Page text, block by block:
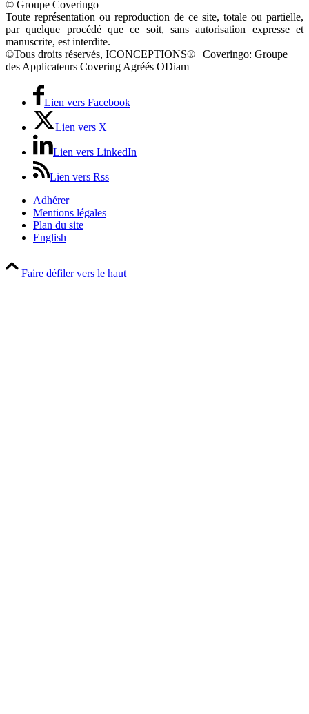
© Groupe Coveringo
Toute représentation ou reproduction de ce site, totale ou partielle,
par quelque procédé que ce soit, sans autorisation expresse et
manuscrite, est interdite.
©Tous droits réservés, ICONCEPTIONS® | Coveringo: Groupe
des Applicateurs Covering Agréés ODiam
Lien vers Facebook
Lien vers X
Lien vers LinkedIn
Lien vers Rss
Adhérer
Mentions légales
Plan du site
English
Faire défiler vers le haut